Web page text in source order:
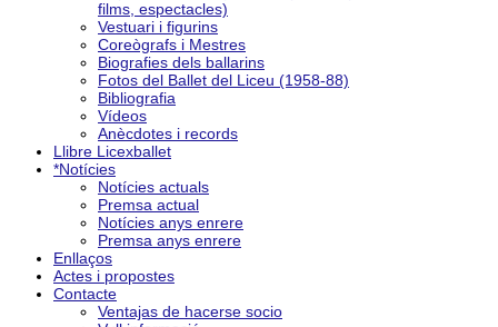
films, espectacles)
Vestuari i figurins
Coreògrafs i Mestres
Biografies dels ballarins
Fotos del Ballet del Liceu (1958-88)
Bibliografia
Vídeos
Anècdotes i records
Llibre Licexballet
*Notícies
Notícies actuals
Premsa actual
Notícies anys enrere
Premsa anys enrere
Enllaços
Actes i propostes
Contacte
Ventajas de hacerse socio